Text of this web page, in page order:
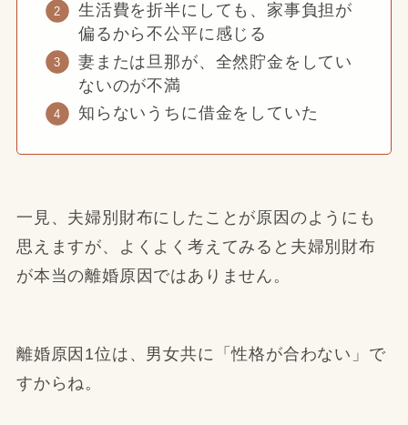
生活費を折半にしても、家事負担が
偏るから不公平に感じる
妻または旦那が、全然貯金をしてい
ないのが不満
知らないうちに借金をしていた
一見、夫婦別財布にしたことが原因のようにも
思えますが、よくよく考えてみると夫婦別財布
が本当の離婚原因ではありません。
離婚原因1位は、男女共に「性格が合わない」で
すからね。